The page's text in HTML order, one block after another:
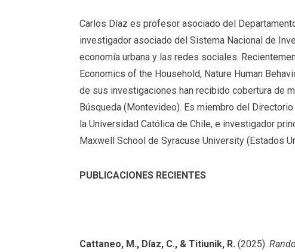
Carlos Díaz es profesor asociado del
investigador asociado del Sistema Nacional de
economía urbana y las redes sociales.
Economics of the Household, Nature Human
de sus investigaciones han recibido cobertura de
Búsqueda (Montevideo). Es miembro del
la Universidad Católica de Chile, e investigador
Maxwell School de Syracuse University (Estados
PUBLICACIONES RECIENTES
Cattaneo, M., Díaz, C., & Titiunik, R. (2025).